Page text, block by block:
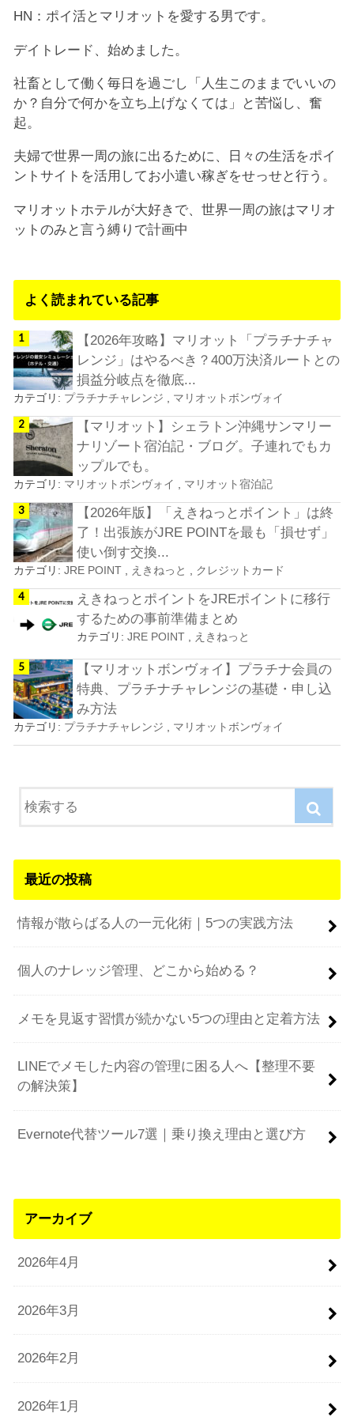
HN：ポイ活とマリオットを愛する男です。
デイトレード、始めました。
社畜として働く毎日を過ごし「人生このままでいいの
か？自分で何かを立ち上げなくては」と苦悩し、奮
起。
夫婦で世界一周の旅に出るために、日々の生活をポイ
ントサイトを活用してお小遣い稼ぎをせっせと行う。
マリオットホテルが大好きで、世界一周の旅はマリオ
ットのみと言う縛りで計画中
よく読まれている記事
【2026年攻略】マリオット「プラチナチャ
レンジ」はやるべき？400万決済ルートとの
損益分岐点を徹底...
カテゴリ: プラチナチャレンジ , マリオットボンヴォイ
【マリオット】シェラトン沖縄サンマリー
ナリゾート宿泊記・ブログ。子連れでもカ
ップルでも。
カテゴリ: マリオットボンヴォイ マリオット宿泊記
【2026年版】「えきねっとポイント」は終
了！出張族がJRE POINTを最も「損せず」
使い倒す交換...
カテゴリ:JRE POINT えきねっと クレジットカード
えきねっとポイントをJREポイントに移行
するための事前準備まとめ
カテゴリ:JRE POINT えきねっと
【マリオットボンヴォイ】プラチナ会員の
特典、プラチナチャレンジの基礎・申し込
み方法
カテゴリ: プラチナチャレンジ マリオットボンヴォイ
最近の投稿
情報が散らばる人の一元化術｜5つの実践方法
個人のナレッジ管理、どこから始める？
メモを見返す習慣が続かない5つの理由と定着方法
LINEでメモした内容の管理に困る人へ【整理不要
の解決策】
Evernote代替ツール7選｜乗り換え理由と選び方
アーカイブ
2026年4月
2026年3月
2026年2月
2026年1月